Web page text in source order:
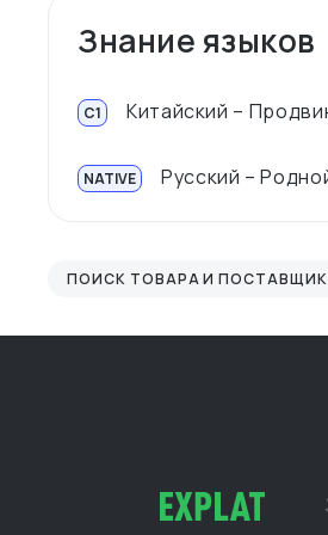
Знание языков
C1 Китайский –
NATIVE Русский –
ПОИСК ТОВАРА И